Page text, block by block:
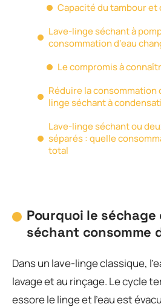
Capacité du tambour et
Lave-linge séchant à
consommation d’eau
Le compromis à
Réduire la consommation
linge séchant à
Lave-linge séchant ou
séparés : quelle
total
Pourquoi le séchage
séchant consomme
Dans un lave-linge classique,
lavage et au rinçage. Le cycle
essore le linge et l’eau est